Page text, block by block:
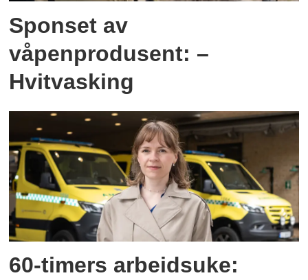
Sponset av
våpenprodusent: –
Hvitvasking
60-timers arbeidsuke: